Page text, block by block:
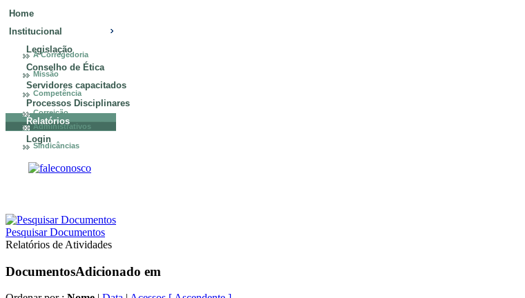
Home
Institucional
A Corregedoria
Missão
Competência
Correição
Legislação
Conselho de Ética
Servidores capacitados
Processos Disciplinares
Administrativos
Sindicâncias
Relatórios
Login
Pesquisar Documentos
Relatórios de Atividades
DocumentosAdicionado em